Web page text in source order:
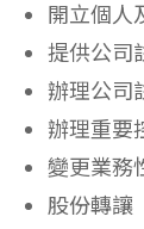
開立個人
提供公司
辦理公司
辦理重要
變更業務
股份轉讓